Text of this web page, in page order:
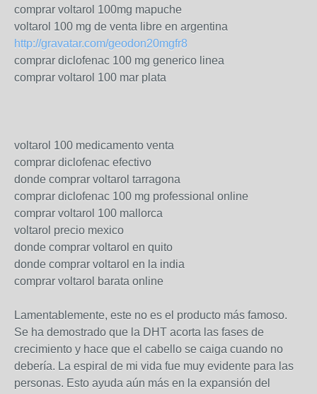
comprar voltarol 100mg mapuche
voltarol 100 mg de venta libre en argentina
http://gravatar.com/geodon20mgfr8
comprar diclofenac 100 mg generico linea
comprar voltarol 100 mar plata
voltarol 100 medicamento venta
comprar diclofenac efectivo
donde comprar voltarol tarragona
comprar diclofenac 100 mg professional online
comprar voltarol 100 mallorca
voltarol precio mexico
donde comprar voltarol en quito
donde comprar voltarol en la india
comprar voltarol barata online
Lamentablemente, este no es el producto más famoso.
Se ha demostrado que la DHT acorta las fases de
crecimiento y hace que el cabello se caiga cuando no
debería. La espiral de mi vida fue muy evidente para las
personas. Esto ayuda aún más en la expansión del